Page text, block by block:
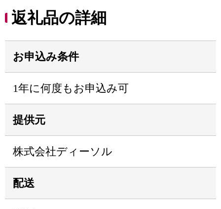
返礼品の詳細
お申込み条件
1年に何度もお申込み可
提供元
株式会社ディーソル
配送